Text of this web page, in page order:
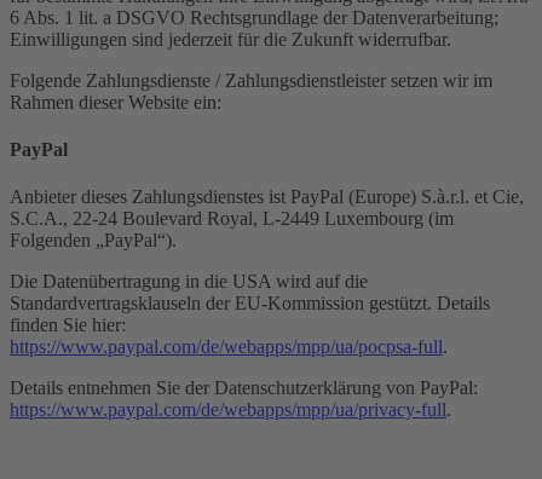
6 Abs. 1 lit. a DSGVO Rechtsgrundlage der Datenverarbeitung;
Einwilligungen sind jederzeit für die Zukunft widerrufbar.
Folgende Zahlungsdienste / Zahlungsdienstleister setzen wir im
Rahmen dieser Website ein:
PayPal
Anbieter dieses Zahlungsdienstes ist PayPal (Europe) S.à.r.l. et Cie,
S.C.A., 22-24 Boulevard Royal, L-2449 Luxembourg (im
Folgenden „PayPal“).
Die Datenübertragung in die USA wird auf die
Standardvertragsklauseln der EU-Kommission gestützt. Details
finden Sie hier:
https://www.paypal.com/de/webapps/mpp/ua/pocpsa-full.
Details entnehmen Sie der Datenschutzerklärung von PayPal:
https://www.paypal.com/de/webapps/mpp/ua/privacy-full.